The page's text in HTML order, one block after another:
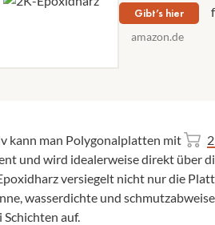
Gibt’s hier
amazon.de
kann man Polygonalplatten mit
und wird idealerweise direkt über
versiegelt nicht nur die
wasserdichte und
Schichten auf.